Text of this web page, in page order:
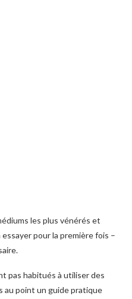
les plus vénérés et
pour la première fois –
pas habitués à utiliser des
au point un guide pratique